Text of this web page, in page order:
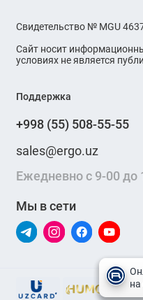
Свидетельство № MGU
Сайт носит
условиях не является
Поддержка
+998 (55) 508-55-55
sales@ergo.uz
Ежедневно с 9-00 до
Мы в сети